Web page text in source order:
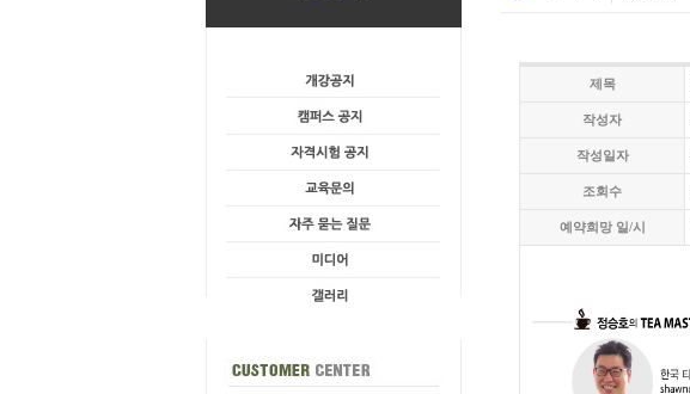
제목
작성자
작성일자
조회수
예약희망 일/시